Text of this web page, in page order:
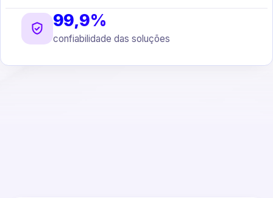
99,9%
confiabilidade das soluções